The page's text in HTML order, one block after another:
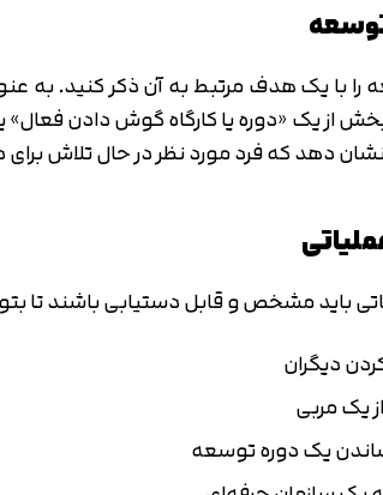
با یک هدف مرتبط به آن ذکر کنید. به
از یک «دوره یا کارگاه گوش دادن فعال»
نشان دهد که فرد مورد نظر در حال تلاش
باید مشخص و قابل دستیابی باشند تا
دیگران
یک مربی
یک دوره توسعه